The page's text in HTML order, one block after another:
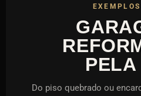
PELA
Do piso quebrado ou